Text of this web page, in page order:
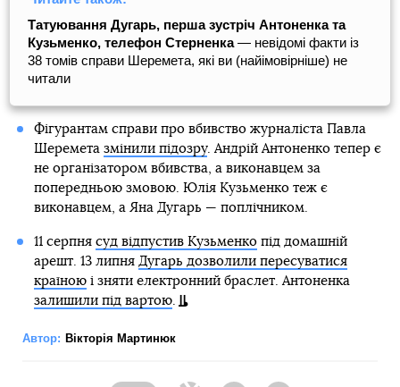
Татуювання Дугарь, перша зустріч Антоненка та
Кузьменко, телефон Стерненка— невідомі факти із
38 томів справи Шеремета, які ви (найімовірніше) не
читали
Фігурантам справи про вбивство журналіста Павла
Шеремета змінили підозру. Андрій Антоненко тепер є
не організатором вбивства, а виконавцем за
попередньою змовою. Юлія Кузьменко теж є
виконавцем, а Яна Дугарь — поплічником.
11 серпня суд відпустив Кузьменкопід домашній
арешт. 13 липня Дугарь дозволили пересуватися
країноюі зняти електронний браслет. Антоненка
залишили під вартою.
Автор: Вікторія Мартинюк